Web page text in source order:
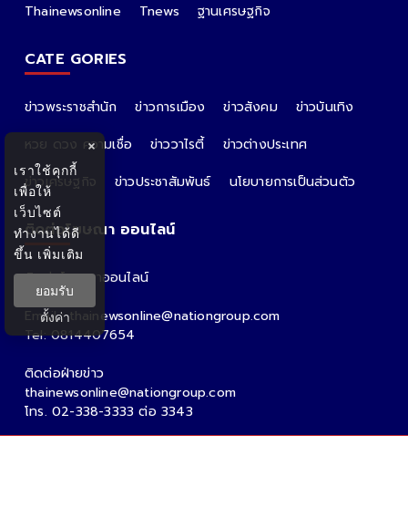
Thainewsonline
Tnews ฐานเศรษฐกิจ
CATE GORIES
ข่าวพระราชสำนัก ข่าวการเมือง ข่าวสังคม
ข่าวบันเทิง
หวย ดวง ความเชื่อ
ข่าววาไรตี้
ข่าวต่างประเทศ
ข่าวเศรษฐกิจ
ข่าวประชาสัมพันธ์ นโยบายการเป็นส่วนตัว
ติดต่อโฆษณา ออนไลน์
ติดต่อโฆษณาออนไลน์
คุณอ้อ
Email : thainewsonline@nationgroup.com
Tel: 0814407654
ติดต่อฝ่ายข่าว
thainewsonline@nationgroup.com
โทร. 02-338-3333 ต่อ 3343
×
เราใช้คุกกี้
เพื่อให้
เว็บไซต์
ทำงานได้ดี
ขึ้น เพิ่มเติม
ยอมรับ
ตั้งค่า